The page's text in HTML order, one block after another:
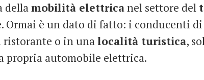
dellamobilità elettricanel settore del
Ormai è un dato di fatto: i conducenti di
ristorante o in unalocalità turistica,
propria automobile elettrica.